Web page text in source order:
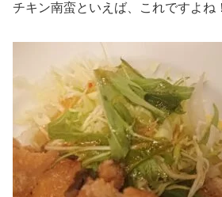
チキン南蛮といえば、これですよね！